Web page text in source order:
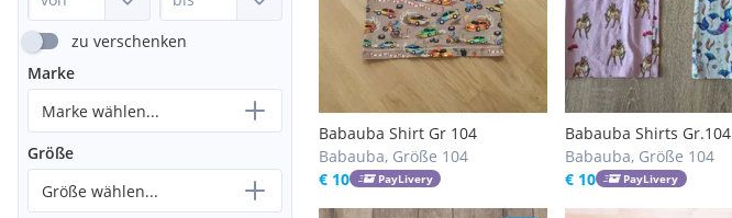
zu verschenken
Marke
Marke wählen...
Größe
Größe wählen...
Babauba Shirt Gr 104
Babauba, Größe 104
€ 10
PayLivery
Babauba Shirts Gr.104
Babauba, Größe 104
€ 10
PayLivery